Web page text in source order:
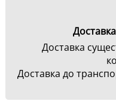
Доставка
Доставка до